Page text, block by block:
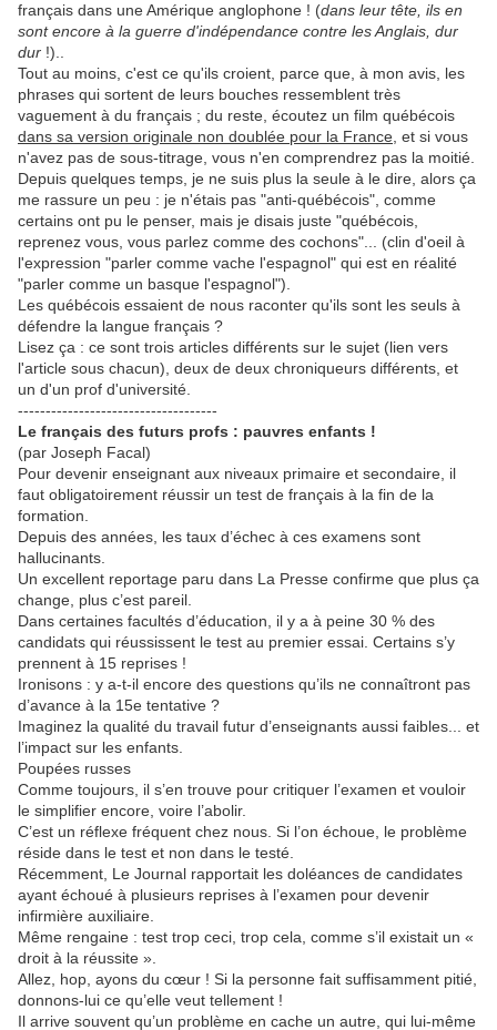
français dans une Amérique anglophone ! (dans leur tête, ils en
sont encore à la guerre d'indépendance contre les Anglais, dur
dur !)..
Tout au moins, c'est ce qu'ils croient, parce que, à mon avis, les
phrases qui sortent de leurs bouches ressemblent très
vaguement à du français ; du reste, écoutez un film québécois
dans sa version originale non doublée pour la France , et si vous
n'avez pas de sous-titrage, vous n'en comprendrez pas la moitié.
Depuis quelques temps, je ne suis plus la seule à le dire, alors ça
me rassure un peu : je n'étais pas "anti-québécois", comme
certains ont pu le penser, mais je disais juste "québécois,
reprenez vous, vous parlez comme des cochons"... (clin d'oeil à
l'expression "parler comme vache l'espagnol" qui est en réalité
"parler comme un basque l'espagnol").
Les québécois essaient de nous raconter qu'ils sont les seuls à
défendre la langue français ?
Lisez ça : ce sont trois articles différents sur le sujet (lien vers
l'article sous chacun), deux de deux chroniqueurs différents, et
un d'un prof d'université.
------------------------------------
Le français des futurs profs : pauvres enfants !
(par Joseph Facal)
Pour devenir enseignant aux niveaux primaire et secondaire, il
faut obligatoirement réussir un test de français à la fin de la
formation.
Depuis des années, les taux d’échec à ces examens sont
hallucinants.
Un excellent reportage paru dans La Presse confirme que plus ça
change, plus c’est pareil.
Dans certaines facultés d’éducation, il y a à peine 30 % des
candidats qui réussissent le test au premier essai. Certains s’y
prennent à 15 reprises !
Ironisons : y a-t-il encore des questions qu’ils ne connaîtront pas
d’avance à la 15e tentative ?
Imaginez la qualité du travail futur d’enseignants aussi faibles... et
l’impact sur les enfants.
Poupées russes
Comme toujours, il s’en trouve pour critiquer l’examen et vouloir
le simplifier encore, voire l’abolir.
C’est un réflexe fréquent chez nous. Si l’on échoue, le problème
réside dans le test et non dans le testé.
Récemment, Le Journal rapportait les doléances de candidates
ayant échoué à plusieurs reprises à l’examen pour devenir
infirmière auxiliaire.
Même rengaine : test trop ceci, trop cela, comme s’il existait un «
droit à la réussite ».
Allez, hop, ayons du cœur ! Si la personne fait suffisamment pitié,
donnons-lui ce qu’elle veut tellement !
Il arrive souvent qu’un problème en cache un autre, qui lui-même